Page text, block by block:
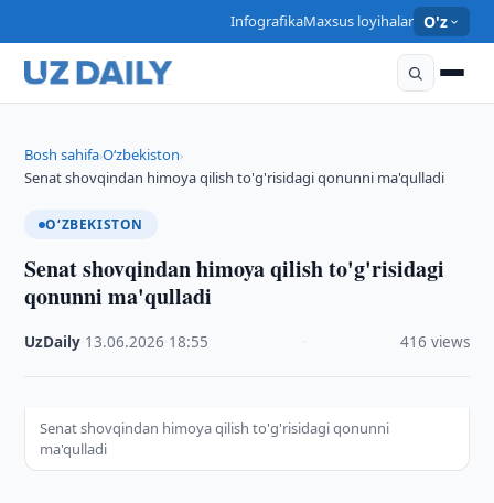
InfografikaMaxsus loyihalar O'z
Bosh sahifa›O‘zbekiston›
Senat shovqindan himoya qilish to'g'risidagi qonunni ma'qulladi
O‘ZBEKISTON
Senat shovqindan himoya qilish to'g'risidagi
qonunni ma'qulladi
UzDaily 13.06.2026 18:55 416 views
Senat shovqindan himoya qilish to'g'risidagi qonunni
ma'qulladi